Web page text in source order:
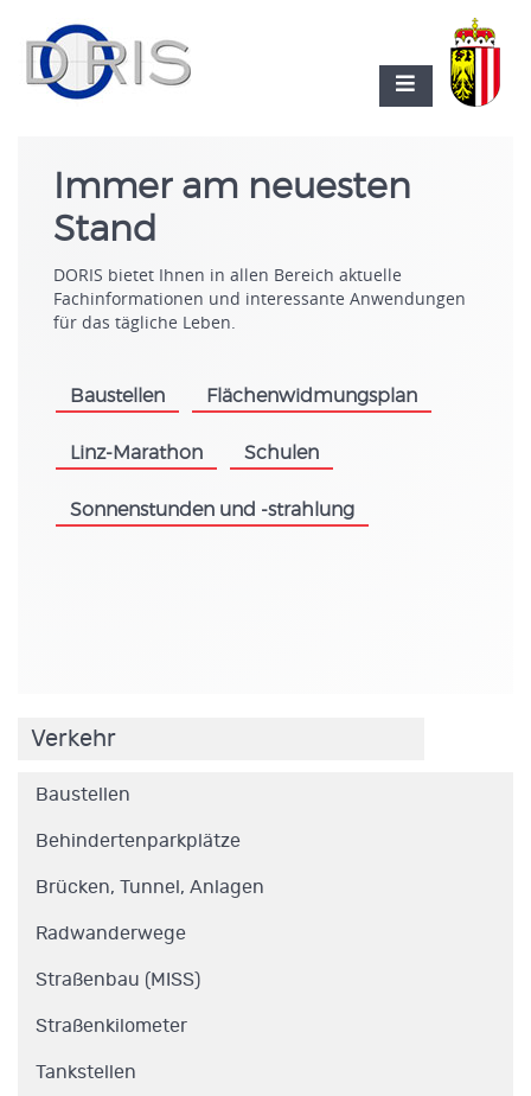
Immer am neuesten
Stand
DORIS bietet Ihnen in allen Bereich aktuelle
Fachinformationen und interessante Anwendungen
für das tägliche Leben.
Baustellen Flächenwidmungsplan
Linz-Marathon Schulen
Sonnenstunden und -strahlung
Verkehr
Baustellen
Behindertenparkplätze
Brücken, Tunnel, Anlagen
Radwanderwege
Straßenbau (MISS)
Straßenkilometer
Tankstellen